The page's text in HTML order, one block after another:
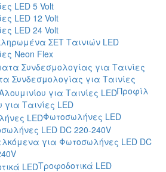
LED 5 Volt
LED 12 Volt
LED 24 Volt
ΣΕΤ Ταινιών LED
Neon Flex
Συνδεσμολογίας για Ταινίες
Προφίλ
για Ταινίες LED
Φωτοσωλήνες LED
LED DC 220-240V
για Φωτοσωλήνες LED DC
Τροφοδοτικά LED